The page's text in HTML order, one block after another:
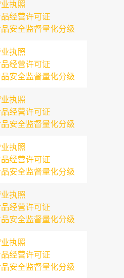
执照
经营许可证
安全监督量化分级
执照
经营许可证
安全监督量化分级
执照
经营许可证
安全监督量化分级
执照
经营许可证
安全监督量化分级
执照
经营许可证
安全监督量化分级
执照
经营许可证
安全监督量化分级